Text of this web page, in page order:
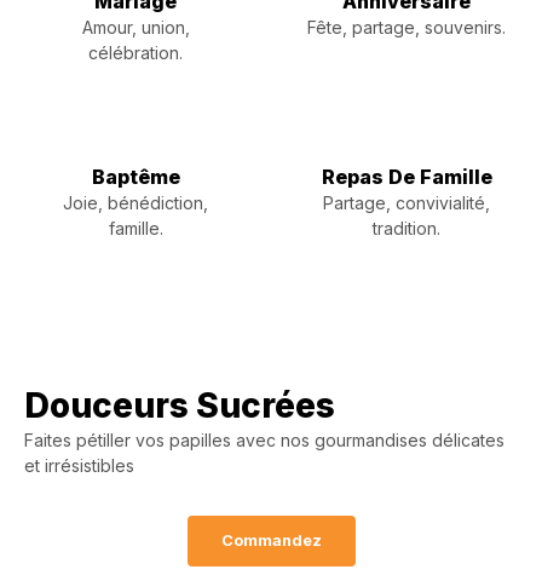
Amour, union,
célébration.
Fête, partage, souvenirs.
Baptême
Joie, bénédiction,
famille.
Repas De Famille
Partage, convivialité,
tradition.
Douceurs Sucrées
Faites pétiller vos papilles avec nos gourmandises délicates
et irrésistibles
Commandez